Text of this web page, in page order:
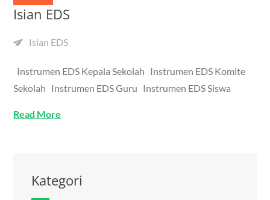
Isian EDS
Isian EDS
Instrumen EDS Kepala Sekolah Instrumen EDS Komite
Sekolah Instrumen EDS Guru Instrumen EDS Siswa
Read More
Kategori